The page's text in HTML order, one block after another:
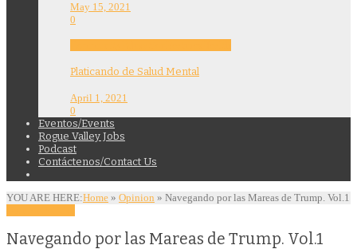
May 15, 2021
0
Platicando de Salud Mental
April 1, 2021
0
Eventos/Events
Rogue Valley Jobs
Podcast
Contáctenos/Contact Us
YOU ARE HERE:Home » Opinion » Navegando por las Mareas de Trump. Vol.1
Navegando por las Mareas de Trump. Vol.1